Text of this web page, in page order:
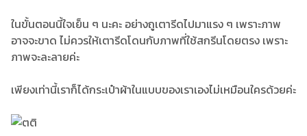
ในขั้นตอนนี้ใจเย็น ๆ นะคะ อย่างถูเตารีดไปมาแรง ๆ เพราะภาพ
อาจจะขาด ไม่ควรให้เตารีดโดนกับภาพที่ใช้สกรีนโดยตรง เพราะ
ภาพจะละลายค่ะ
เพียงเท่านี้เราก็ได้กระเป๋าผ้าในแบบของเราเองไม่เหมือนใครด้วยค่ะ